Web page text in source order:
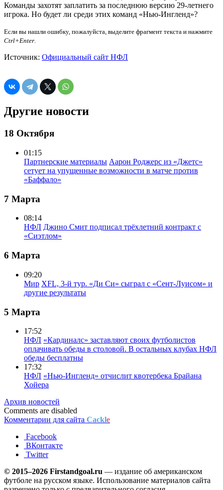
Команды захотят заплатить за последнюю версию 29-летнего
игрока. Но будет ли среди этих команд «Нью-Ингленд»?
Если вы нашли ошибку, пожалуйста, выделите фрагмент текста и нажмите
Ctrl+Enter.
Источник: Официальный сайт НФЛ
Другие новости
18 Октября
01:15
Партнерские материалы Аарон Роджерс из «Джетс»
сетует на упущенные возможности в матче против
«Баффало»
7 Марта
08:14
НФЛ Джино Смит подписал трёхлетний контракт с
«Сиэтлом»
6 Марта
09:20
Мир XFL, 3-й тур. «Ди Си» сыграл с «Сент-Луисом» и
другие результаты
5 Марта
17:52
НФЛ «Кардиналс» заставляют своих футболистов
оплачивать обеды в столовой. В остальных клубах НФЛ
обеды бесплатны
17:32
НФЛ «Нью-Ингленд» отчислит квотербека Брайана
Хойера
Архив новостей
Comments are disabled
Комментарии для сайта Cackle
Facebook
ВКонтакте
Twitter
© 2015–2026 Firstandgoal.ru — издание об американском
футболе на русском языке. Использование материалов cайта